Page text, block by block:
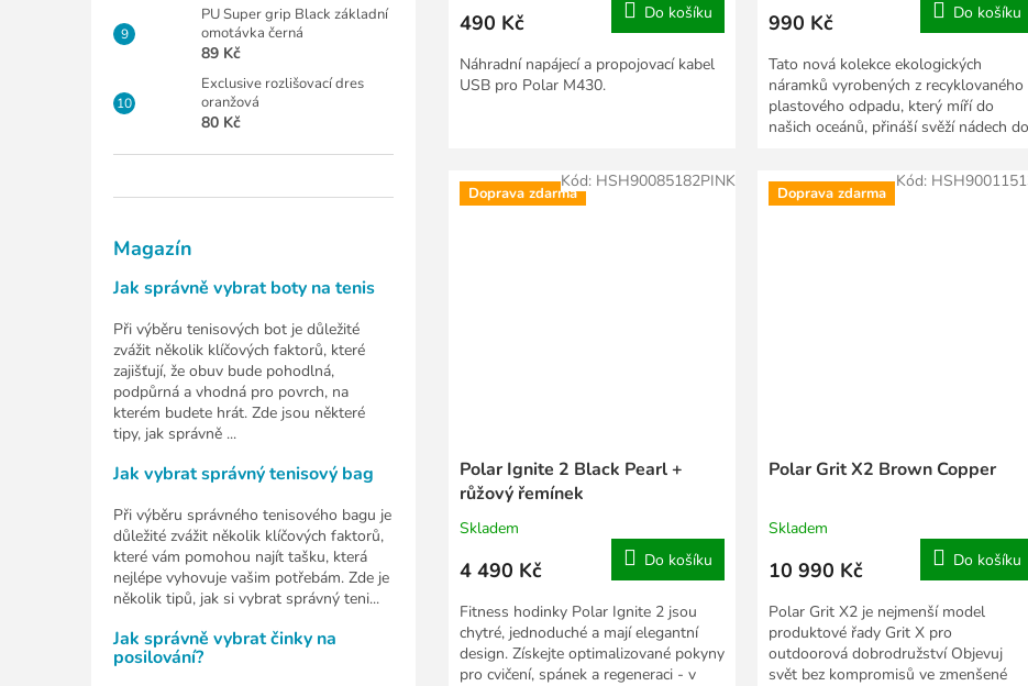
PU Super grip Black základní
omotávka černá
89 Kč
Exclusive rozlišovací dres
oranžová
80 Kč
Magazín
Jak správně vybrat boty na tenis
Při výběru tenisových bot je důležité
zvážit několik klíčových faktorů, které
zajišťují, že obuv bude pohodlná,
podpůrná a vhodná pro povrch, na
kterém budete hrát. Zde jsou některé
tipy, jak správně ...
Jak vybrat správný tenisový bag
Při výběru správného tenisového bagu je
důležité zvážit několik klíčových faktorů,
které vám pomohou najít tašku, která
nejlépe vyhovuje vašim potřebám. Zde je
několik tipů, jak si vybrat správný teni...
Jak správně vybrat činky na
posilování?
490 Kč Do košíku
Náhradní napájecí a propojovací kabel
USB pro Polar M430.
990 Kč Do košíku
Tato nová kolekce ekologických
náramků vyrobených z recyklovaného
plastového odpadu, který míří do
našich oceánů, přináší svěží nádech do
Doprava zdarma
Polar Ignite 2 Black Pearl +
růžový řemínek
Skladem
4 490 Kč Do košíku
Fitness hodinky Polar Ignite 2 jsou
chytré, jednoduché a mají elegantní
design. Získejte optimalizované pokyny
pro cvičení, spánek a regeneraci - v
Kód: HSH90085182PINK
Doprava zdarma
Polar Grit X2 Brown Copper
Skladem
10 990 Kč Do košíku
Polar Grit X2 je nejmenší model
produktové řady Grit X pro
outdoorová dobrodružství Objevuj
svět bez kompromisů ve zmenšené
Kód: